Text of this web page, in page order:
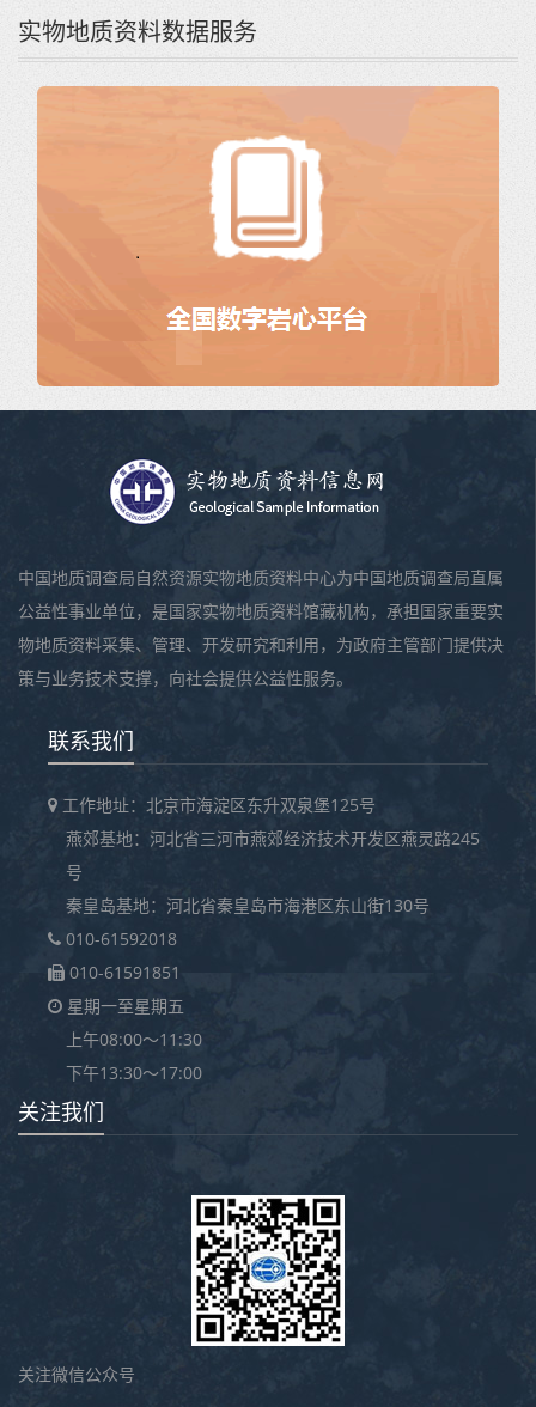
实物地质资料数据服务
中国地质调查局自然资源实物地质资料中心为中国地质调查局直属
公益性事业单位，是国家实物地质资料馆藏机构，承担国家重要实
物地质资料采集、管理、开发研究和利用，为政府主管部门提供决
策与业务技术支撑，向社会提供公益性服务。
联系我们
工作地址：北京市海淀区东升双泉堡125号
燕郊基地：河北省三河市燕郊经济技术开发区燕灵路245
号
秦皇岛基地：河北省秦皇岛市海港区东山街130号
010-61592018
010-61591851
星期一至星期五
上午08:00～11:30
下午13:30～17:00
关注我们
关注微信公众号